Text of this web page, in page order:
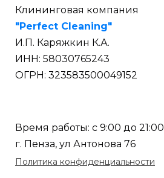
Клининговая компания
"Perfect Cleaning"
И.П. Каряжкин К.А.
ИНН: 58030765243
ОГРН: 323583500049152
Время работы: с 9:00 до 21:00
г. Пенза, ул Антонова 76
Политика конфиденциальности